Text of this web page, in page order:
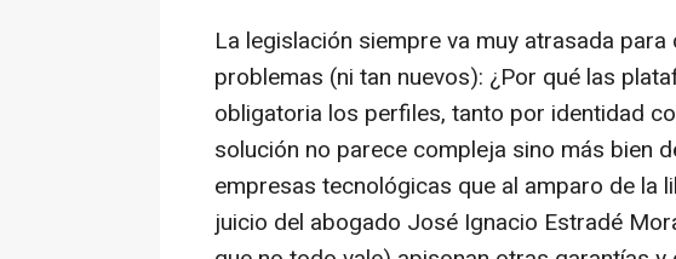
La legislación siempre va muy atrasada
problemas (ni tan nuevos): ¿Por qué las
obligatoria los perfiles, tanto por identidad
solución no parece compleja sino más bien
empresas tecnológicas que al amparo de la
juicio del abogado José Ignacio Estradé